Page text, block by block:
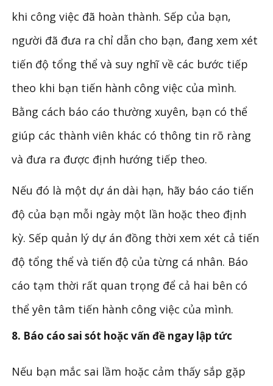
khi công việc đã hoàn thành. Sếp của bạn,
người đã đưa ra chỉ dẫn cho bạn, đang xem xét
tiến độ tổng thể và suy nghĩ về các bước tiếp
theo khi bạn tiến hành công việc của mình.
Bằng cách báo cáo thường xuyên, bạn có thể
giúp các thành viên khác có thông tin rõ ràng
và đưa ra được định hướng tiếp theo.
Nếu đó là một dự án dài hạn, hãy báo cáo tiến
độ của bạn mỗi ngày một lần hoặc theo định
kỳ. Sếp quản lý dự án đồng thời xem xét cả tiến
độ tổng thể và tiến độ của từng cá nhân. Báo
cáo tạm thời rất quan trọng để cả hai bên có
thể yên tâm tiến hành công việc của mình.
8. Báo cáo sai sót hoặc vấn đề ngay lập tức
Nếu bạn mắc sai lầm hoặc cảm thấy sắp gặp